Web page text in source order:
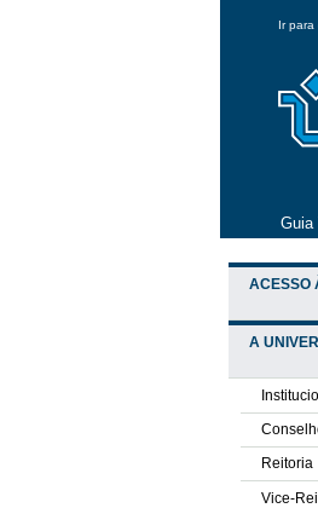
Ir
Guia
ACESSO
A
Reitoria
Vice-